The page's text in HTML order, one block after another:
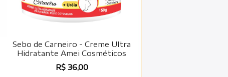
Sebo de Carneiro - Creme Ultra
Hidratante Amei Cosméticos
R$ 36,00